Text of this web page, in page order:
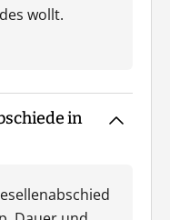
wollt.
in